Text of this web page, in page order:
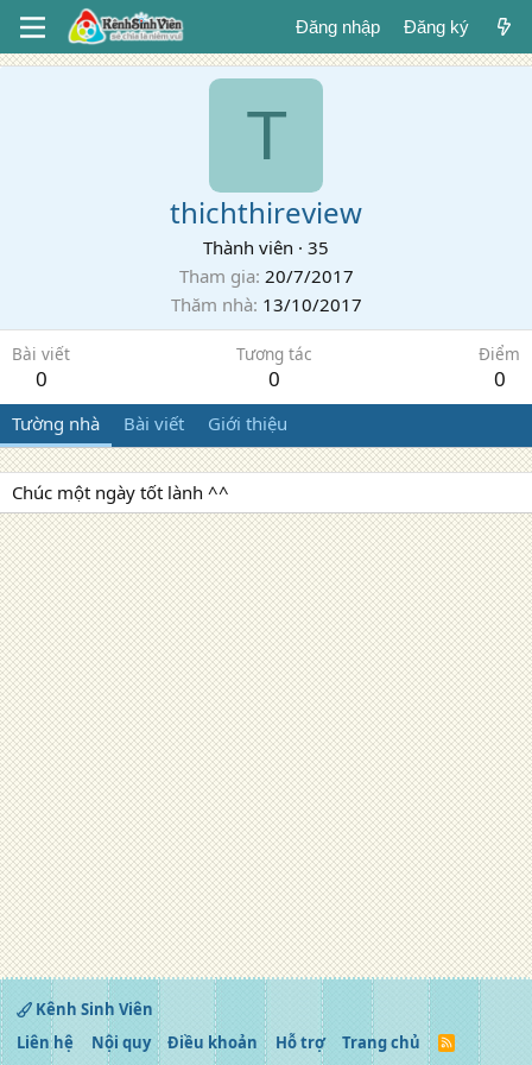
Đăng nhập Đăng ký
T
thichthireview
Thành viên · 35
Tham gia 20/7/2017
Thăm nhà 13/10/2017
Bài viết
0
Tương tác
0
Điểm
0
Tường nhà Bài viết Giới thiệu
Chúc một ngày tốt lành ^^
Kênh Sinh Viên
Liên hệ
Nội quy Điều khoản Hỗ trợ Trang chủ
R